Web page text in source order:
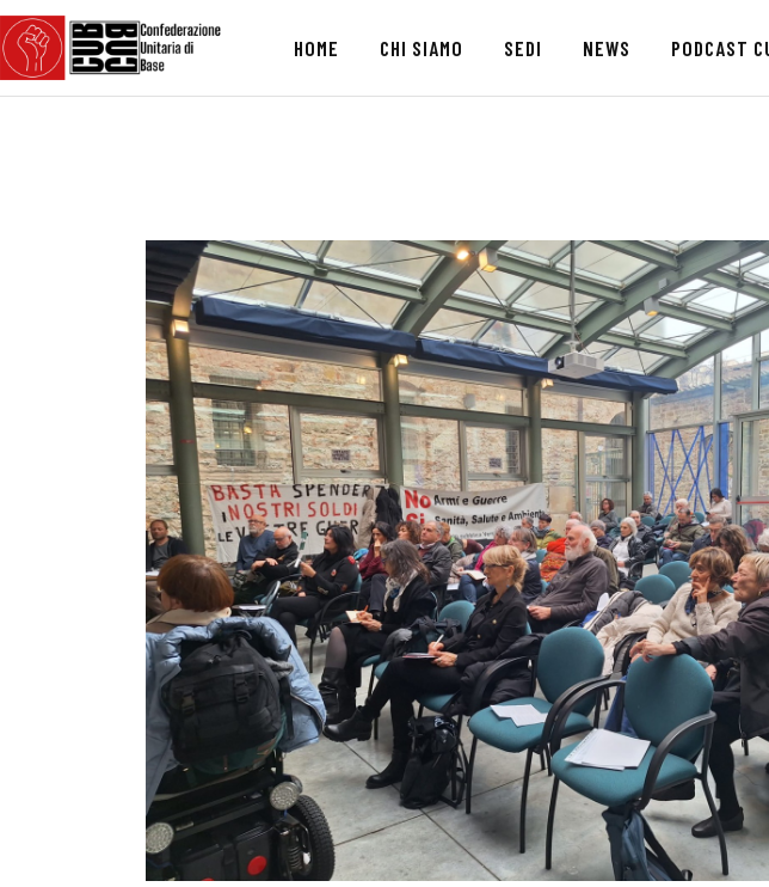
HOME CHI SIAMO SEDI NEWS PODCAST
HOME
CHI SIAMO
NEWS
PODCAST CUB
TG CUB
RASSEGNA